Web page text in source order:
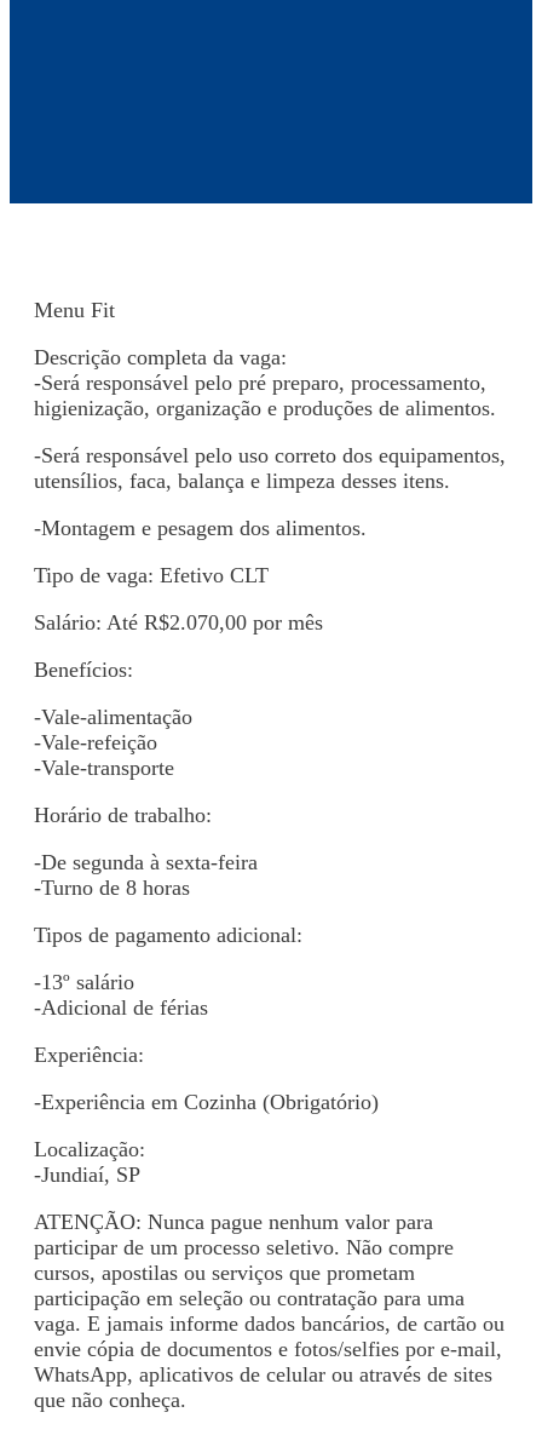
Menu Fit
Descrição completa da vaga:
-Será responsável pelo pré preparo, processamento,
higienização, organização e produções de alimentos.
-Será responsável pelo uso correto dos equipamentos,
utensílios, faca, balança e limpeza desses itens.
-Montagem e pesagem dos alimentos.
Tipo de vaga: Efetivo CLT
Salário: Até R$2.070,00 por mês
Benefícios:
-Vale-alimentação
-Vale-refeição
-Vale-transporte
Horário de trabalho:
-De segunda à sexta-feira
-Turno de 8 horas
Tipos de pagamento adicional:
-13º salário
-Adicional de férias
Experiência:
-Experiência em Cozinha (Obrigatório)
Localização:
-Jundiaí, SP
ATENÇÃO: Nunca pague nenhum valor para
participar de um processo seletivo. Não compre
cursos, apostilas ou serviços que prometam
participação em seleção ou contratação para uma
vaga. E jamais informe dados bancários, de cartão ou
envie cópia de documentos e fotos/selfies por e-mail,
WhatsApp, aplicativos de celular ou através de sites
que não conheça.